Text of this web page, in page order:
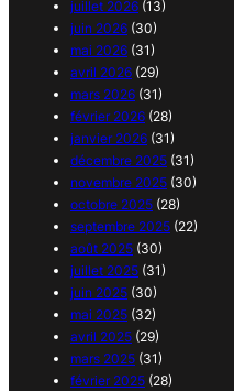
juillet 2026 (13)
juin 2026 (30)
mai 2026 (31)
avril 2026 (29)
mars 2026 (31)
février 2026 (28)
janvier 2026 (31)
décembre 2025 (31)
novembre 2025 (30)
octobre 2025 (28)
septembre 2025 (22)
août 2025 (30)
juillet 2025 (31)
juin 2025 (30)
mai 2025 (32)
avril 2025 (29)
mars 2025 (31)
février 2025 (28)